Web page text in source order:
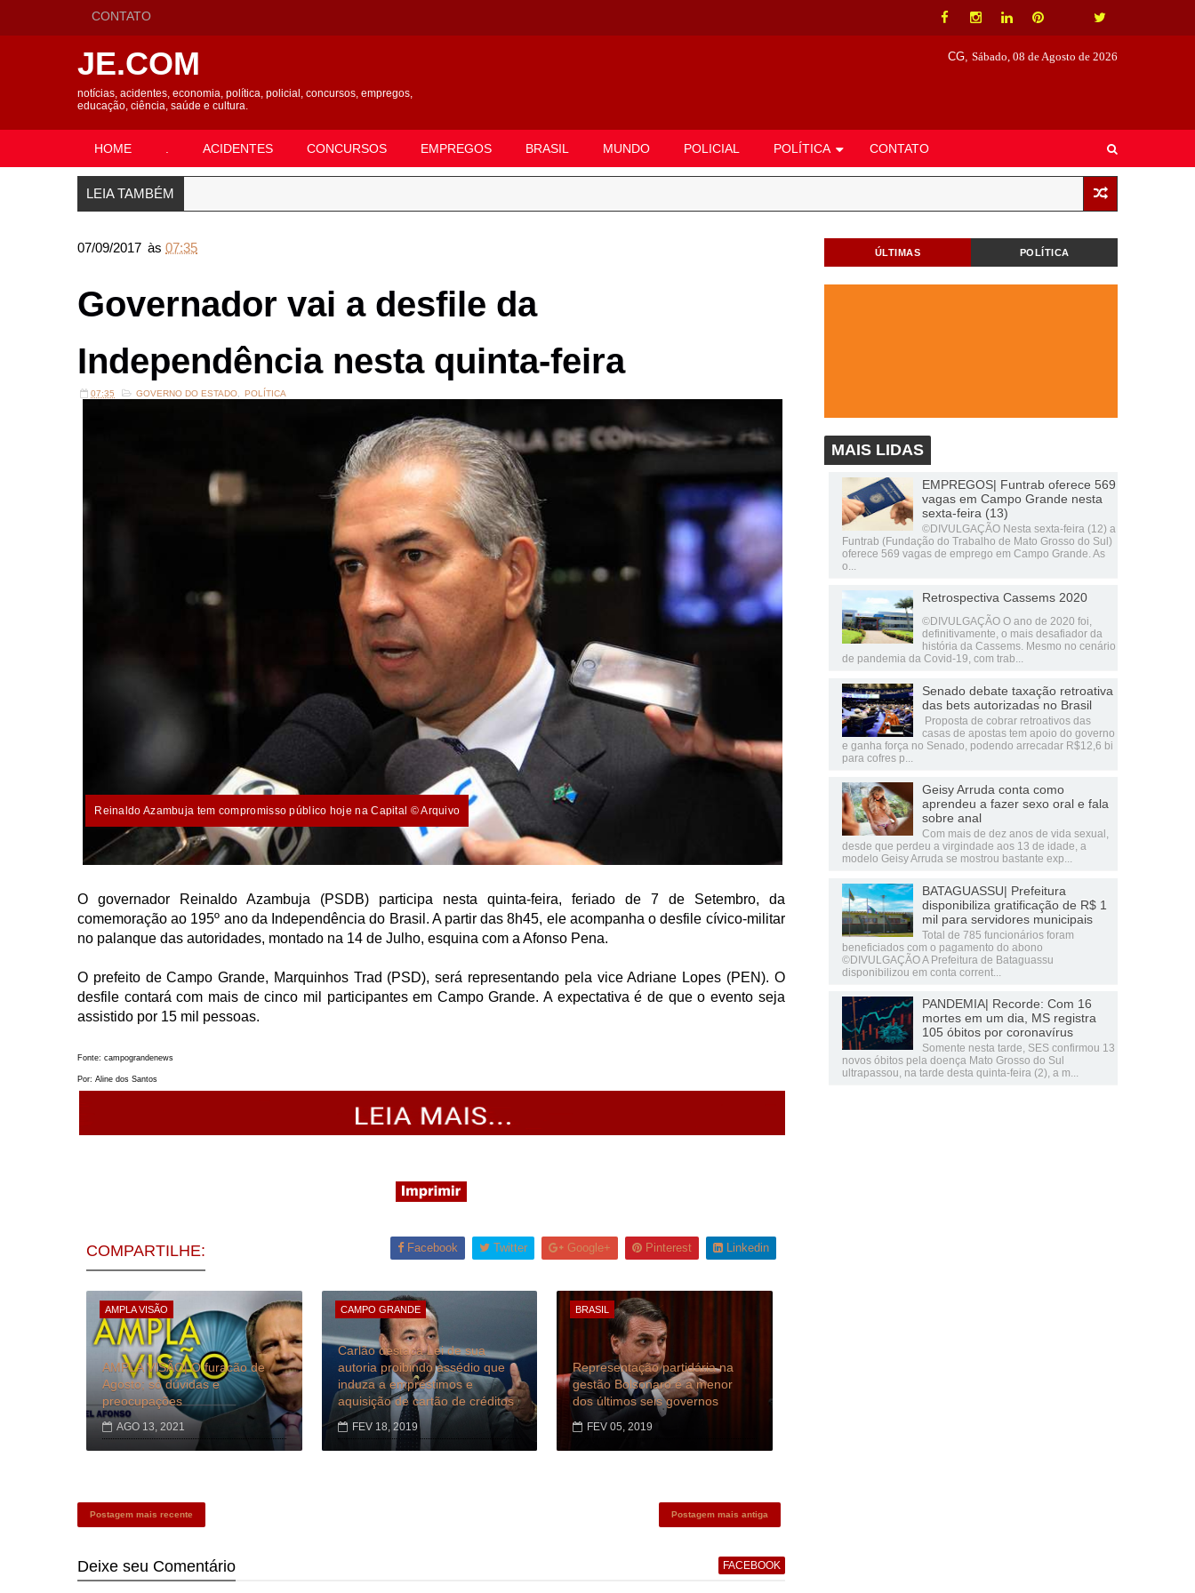
CONTATO
JE.COM
notícias, acidentes, economia, política, policial, concursos, empregos,
educação, ciência, saúde e cultura.
CG, Sábado, 08 de Agosto de 2026
HOME ACIDENTES CONCURSOS EMPREGOS BRASIL MUNDO POLICIAL POLÍTICA CONTATO
LEIA TAMBÉM
07/09/2017 às 07:35
Governador vai a desfile da
Independência nesta quinta-feira
07:35 GOVERNO DO ESTADO POLÍTICA
Reinaldo Azambuja tem compromisso público hoje na Capital © Arquivo
O governador Reinaldo Azambuja (PSDB) participa nesta quinta-feira, feriado de 7 de Setembro, da
comemoração ao 195º ano da Independência do Brasil. A partir das 8h45, ele acompanha o desfile cívico-militar
no palanque das autoridades, montado na 14 de Julho, esquina com a Afonso Pena.
O prefeito de Campo Grande, Marquinhos Trad (PSD), será representando pela vice Adriane Lopes (PEN). O
desfile contará com mais de cinco mil participantes em Campo Grande. A expectativa é de que o evento seja
assistido por 15 mil pessoas.
Fonte: campograndenews
Por: Aline dos Santos
COMPARTILHE: Facebook Twitter Google+ Pinterest Linkedin
AMPLA VISÃO
AMPLA VISÃO| O furacão de
Agosto; só dúvidas e
preocupações
AGO 13, 2021
CAMPO GRANDE
Carlão destaca Lei de sua
autoria proibindo assédio que
induza a empréstimos e
aquisição de cartão de créditos
FEV 18, 2019
BRASIL
Representação partidária na
gestão Bolsonaro é a menor
dos últimos seis governos
FEV 05, 2019
Postagem mais recente Postagem mais antiga
Deixe seu Comentário FACEBOOK
ÚLTIMAS POLÍTICA
MAIS LIDAS
EMPREGOS| Funtrab oferece 569
vagas em Campo Grande nesta
sexta-feira (13)
©DIVULGAÇÃO Nesta sexta-feira (12) a
Funtrab (Fundação do Trabalho de Mato Grosso do Sul)
oferece 569 vagas de emprego em Campo Grande. As
o...
Retrospectiva Cassems 2020
©DIVULGAÇÃO O ano de 2020 foi,
definitivamente, o mais desafiador da
história da Cassems. Mesmo no cenário
de pandemia da Covid-19, com trab...
Senado debate taxação retroativa
das bets autorizadas no Brasil
Proposta de cobrar retroativos das
casas de apostas tem apoio do governo
e ganha força no Senado, podendo arrecadar R$12,6 bi
para cofres p...
Geisy Arruda conta como
aprendeu a fazer sexo oral e fala
sobre anal
Com mais de dez anos de vida sexual,
desde que perdeu a virgindade aos 13 de idade, a
modelo Geisy Arruda se mostrou bastante exp...
BATAGUASSU| Prefeitura
disponibiliza gratificação de R$ 1
mil para servidores municipais
Total de 785 funcionários foram
beneficiados com o pagamento do abono
©DIVULGAÇÃO A Prefeitura de Bataguassu
disponibilizou em conta corrent...
PANDEMIA| Recorde: Com 16
mortes em um dia, MS registra
105 óbitos por coronavírus
Somente nesta tarde, SES confirmou 13
novos óbitos pela doença Mato Grosso do Sul
ultrapassou, na tarde desta quinta-feira (2), a m...